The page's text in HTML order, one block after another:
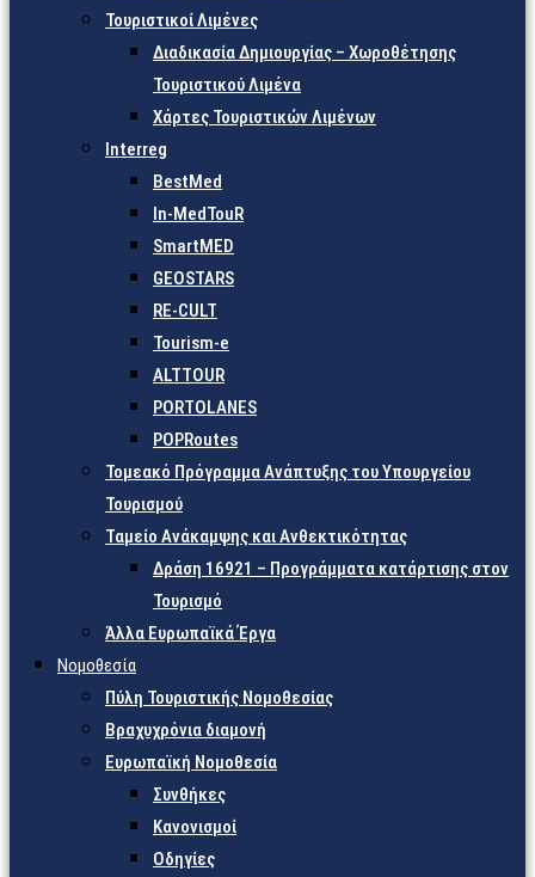
Τουριστικοί Λιμένες
Διαδικασία Δημιουργίας – Χωροθέτησης
Τουριστικού Λιμένα
Χάρτες Τουριστικών Λιμένων
Interreg
BestMed
In-MedTouR
SmartMED
GEOSTARS
RE-CULT
Tourism-e
ALTTOUR
PORTOLANES
POPRoutes
Τομεακό Πρόγραμμα Ανάπτυξης του Υπουργείου
Τουρισμού
Ταμείο Ανάκαμψης και Ανθεκτικότητας
Δράση 16921 – Προγράμματα κατάρτισης στον
Τουρισμό
Άλλα Ευρωπαϊκά Έργα
Νομοθεσία
Πύλη Τουριστικής Νομοθεσίας
Βραχυχρόνια διαμονή
Ευρωπαϊκή Νομοθεσία
Συνθήκες
Κανονισμοί
Οδηγίες